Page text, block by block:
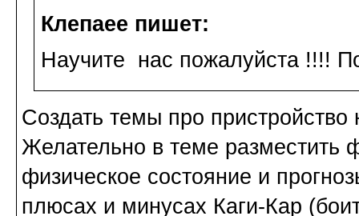
Клепаee пишет:
Научите нас пожалуйста !!!!
Создать темы про
Желательно в теме разместить
физическое состояние и
плюсах и минусах Каги-Кар